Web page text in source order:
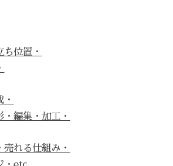
位置・
編集・加工・
れる仕組み・